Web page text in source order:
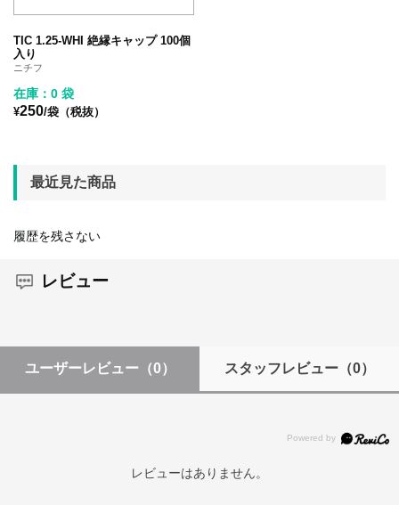
TIC 1.25-WHI 絶縁キャップ 100個
入り
ニチフ
在庫：0 袋
¥250/袋（税抜）
最近見た商品
履歴を残さない
レビュー
ユーザーレビュー （0） スタッフレビュー（0）
レビューはありません。